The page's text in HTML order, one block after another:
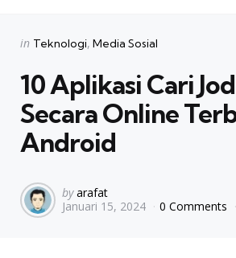
Categories
Posted
in Teknologi Media Sosial
10 Aplikasi Cari
Secara Online
Android
Posted
by
by arafat
Januari 15, 2024
0 Comments